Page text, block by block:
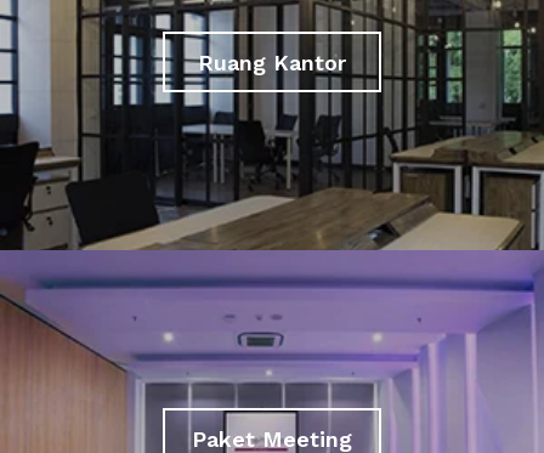
Ruang Kantor
Paket Meeting